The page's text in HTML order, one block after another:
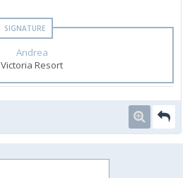
Andrea
Victoria Resort